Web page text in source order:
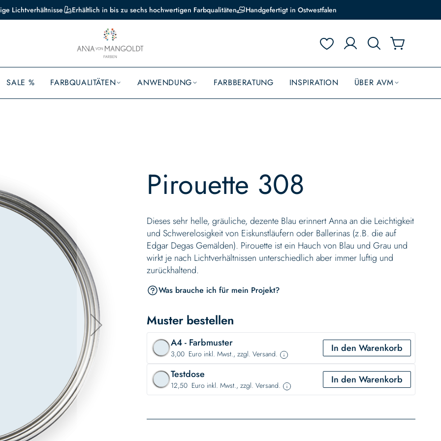
Lichtverhältnisse Erhältlich in bis zu sechs hochwertigen Farbqualitäten Handgefertigt in Ostwestfalen
SALE % FARBQUALITÄTEN ANWENDUNG FARBBERATUNG INSPIRATION ÜBER AVM
Pirouette 308
Dieses sehr helle, gräuliche, dezente Blau erinnert Anna an die Leichtigkeit
und Schwerelosigkeit von Eiskunstläufern oder Ballerinas (z.B. die auf
Edgar Degas Gemälden). Pirouette ist ein Hauch von Blau und Grau und
wirkt je nach Lichtverhältnissen unterschiedlich aber immer luftig und
zurückhaltend.
Was brauche ich für mein Projekt?
Muster bestellen
A4 - Farbmuster
3,00 Euro inkl. Mwst., zzgl. Versand. In den Warenkorb
Testdose
12,50 Euro inkl. Mwst., zzgl. Versand. In den Warenkorb